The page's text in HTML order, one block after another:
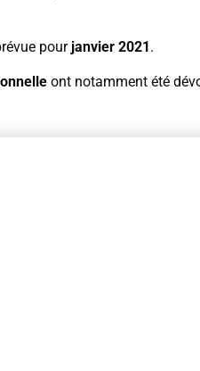
pour janvier 2021.
ont notamment été